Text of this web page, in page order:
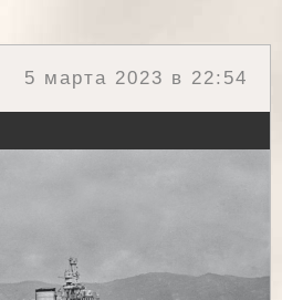
5 марта 2023 в 22:54